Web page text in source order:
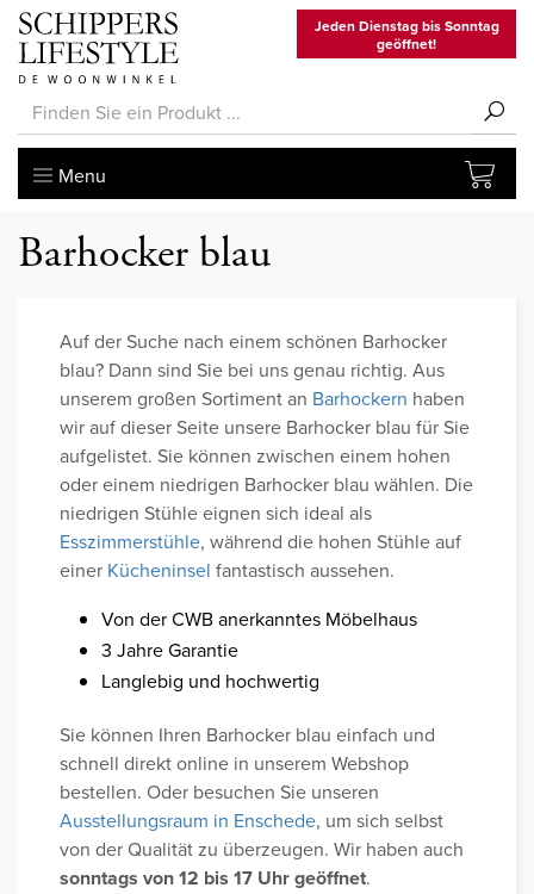
Jeden Dienstag bis Sonntag
geöffnet!
Menu
Barhocker blau
Auf der Suche nach einem schönen Barhocker
blau? Dann sind Sie bei uns genau richtig. Aus
unserem großen Sortiment an Barhockern haben
wir auf dieser Seite unsere Barhocker blau für Sie
aufgelistet. Sie können zwischen einem hohen
oder einem niedrigen Barhocker blau wählen. Die
niedrigen Stühle eignen sich ideal als
Esszimmerstühle, während die hohen Stühle auf
einer Kücheninsel fantastisch aussehen.
Von der CWB anerkanntes Möbelhaus
3 Jahre Garantie
Langlebig und hochwertig
Sie können Ihren Barhocker blau einfach und
schnell direkt online in unserem Webshop
bestellen. Oder besuchen Sie unseren
Ausstellungsraum in Enschede, um sich selbst
von der Qualität zu überzeugen. Wir haben auch
sonntags von 12 bis 17 Uhr geöffnet.